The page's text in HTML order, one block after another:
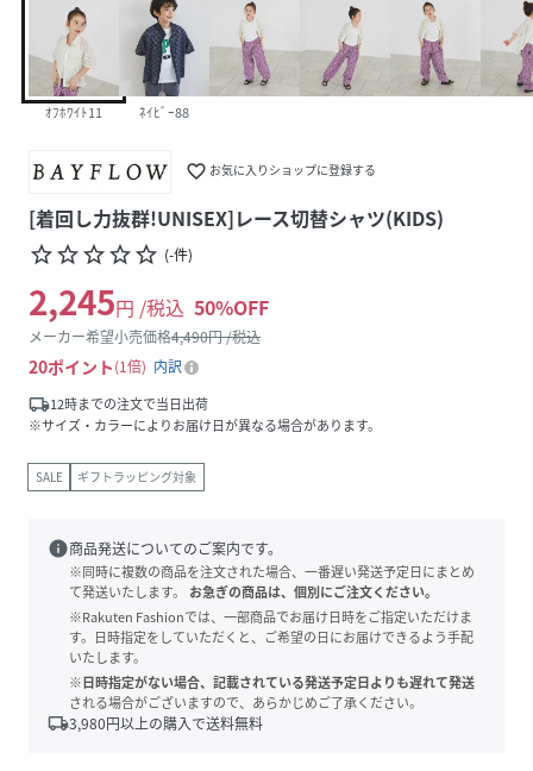
ｵﾌﾎﾜｲﾄ11 ﾈｲﾋﾞｰ88
favorite_border お気に入りショップに登録する
[着回し力抜群!UNISEX]レース切替シャツ(KIDS)
star_borderstar_borderstar_borderstar_borderstar_border (-件)
2,245円 /税込 50%OFF
メーカー希望小売価格4,490円 /税込
20ポイント 1倍
内訳
local_shipping12時までの注文で当日出荷
※サイズ・カラーによりお届け日が異なる場合があります。
SALE ギフトラッピング対象
info商品発送についてのご案内です。
※同時に複数の商品を注文された場合、一番遅い発送予定日にまとめ
て発送いたします。
お急ぎの商品は、個別にご注文ください。
※Rakuten Fashionでは、一部商品でお届け日時をご指定いただけま
す。日時指定をしていただくと、ご希望の日にお届けできるよう手配
いたします。
※日時指定がない場合、記載されている発送予定日よりも遅れて発送
される場合がございますので、あらかじめご了承ください。
local_shipping3,980円以上の購入で送料無料